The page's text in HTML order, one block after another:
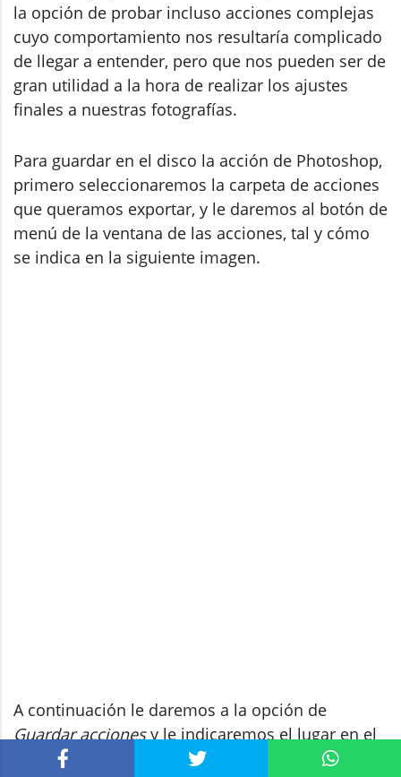
la opción de probar incluso acciones complejas
cuyo comportamiento nos resultaría complicado
de llegar a entender, pero que nos pueden ser de
gran utilidad a la hora de realizar los ajustes
finales a nuestras fotografías.
Para guardar en el disco la acción de Photoshop,
primero seleccionaremos la carpeta de acciones
que queramos exportar, y le daremos al botón de
menú de la ventana de las acciones, tal y cómo
se indica en la siguiente imagen.